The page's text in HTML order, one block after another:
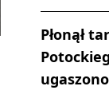
Płonął